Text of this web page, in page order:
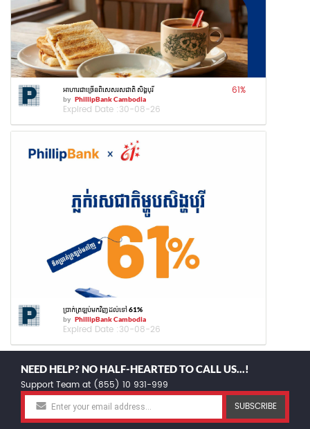
អាហារជាច្រើនពិសេសរសជាតិ សិង្ហបុរី
by PhillipBank Cambodia
Expired Date :30-08-26
61%
ប្រាក់ត្រឡប់មកវិញដល់ទៅ 61%
by PhillipBank Cambodia
Expired Date :30-08-26
NEED HELP? NO HALF-HEARTED TO CALL US...!
Support Team at (855) 10 931-999
SUBSCRIBE